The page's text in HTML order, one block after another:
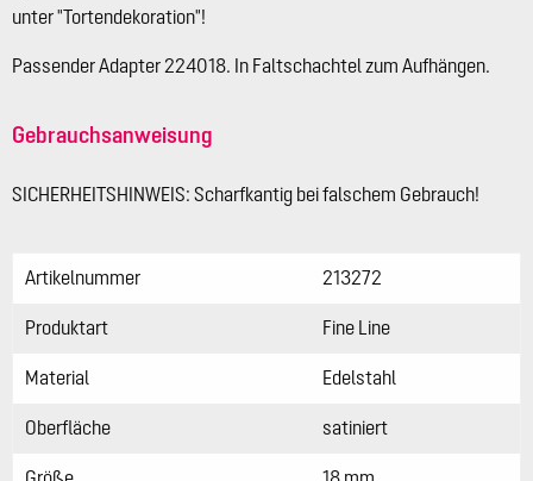
unter "Tortendekoration"!
Passender Adapter 224018. In Faltschachtel zum Aufhängen.
Gebrauchsanweisung
SICHERHEITSHINWEIS: Scharfkantig bei falschem Gebrauch!
Artikelnummer 213272
Produktart Fine Line
Material Edelstahl
Oberfläche satiniert